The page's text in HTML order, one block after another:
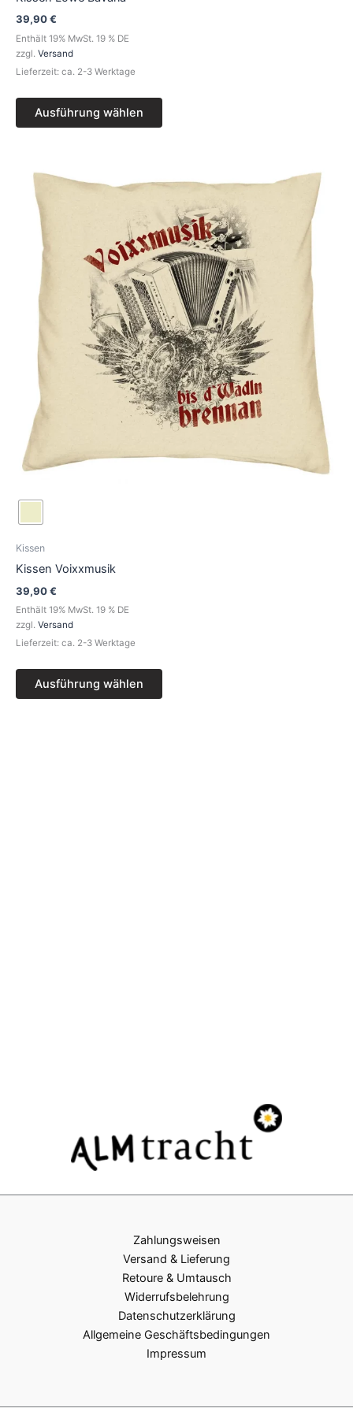
39,90€
Enthält 19% MwSt. 19 % DE
zzgl. Versand
Lieferzeit: ca. 2-3 Werktage
Ausführung wählen
Kissen
Kissen Voixxmusik
39,90€
Enthält 19% MwSt. 19 % DE
zzgl. Versand
Lieferzeit: ca. 2-3 Werktage
Ausführung wählen
Produkt
weist
mehrere
Varianten
auf.
Die
Optionen
können
auf
der
Produktseite
gewählt
werden
Zahlungsweisen
Versand & Lieferung
Retoure & Umtausch
Widerrufsbelehrung
Datenschutzerklärung
Allgemeine Geschäftsbedingungen
Impressum